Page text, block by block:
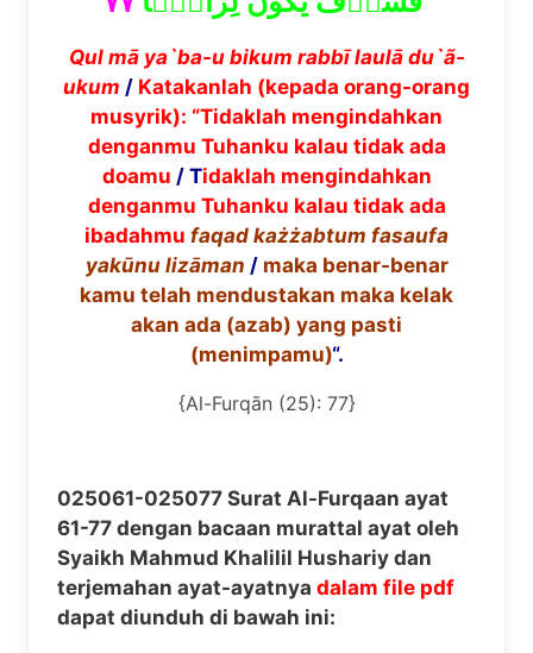
Qul māya`ba-u bikum rabbī laulādu`ã-
ukum / Katakanlah (kepada orang-orang
musyrik): “Tidaklah mengindahkan
denganmu Tuhanku kalau tidak ada
doamu / Tidaklah mengindahkan
denganmu Tuhanku kalau tidak ada
ibadahmu faqad każżabtum fasaufa
yakūnu lizāman / maka benar-benar
kamu telah mendustakan maka kelak
akan ada (azab) yang pasti
(menimpamu)“.
{Al-Furqān (25): 77}
025061-025077 Surat Al-Furqaan ayat
61-77 dengan bacaan murattal ayat oleh
Syaikh Mahmud Khalilil Hushariy dan
terjemahan ayat-ayatnya dalam file pdf
dapat diunduh di bawah ini: